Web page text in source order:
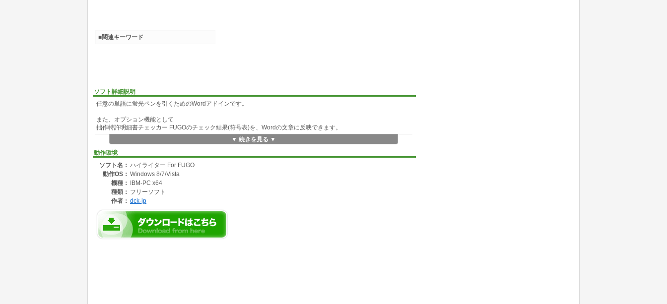
ソフト詳細説明
任意の単語に蛍光ペンを引くためのWordアドインです。
また、オプション機能として
拙作特許明細書チェッカー FUGOのチェック結果(符号表)を、Wordの文章に反映できます。
* FUGO Ver.2.4.41以降で対応
▼ 続きを見る ▼
動作環境
ソフト名： ハイライター For FUGO
動作OS： Windows 8/7/Vista
機種：
IBM-PC x64
種類： フリーソフト
作者： dck-jp
■関連キーワード